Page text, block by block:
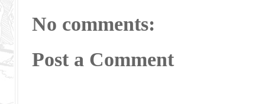
No comments:
Post a Comment